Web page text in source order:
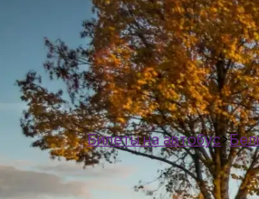
Билеты на автобус>